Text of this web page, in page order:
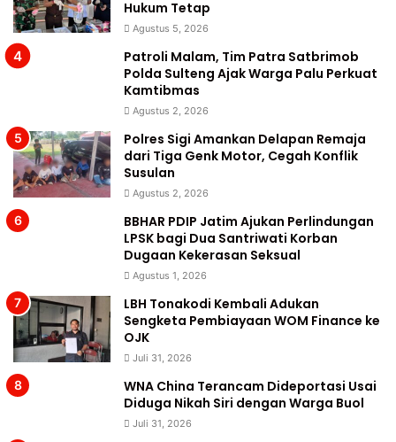
Hukum Tetap
Agustus 5, 2026
Patroli Malam, Tim Patra Satbrimob
Polda Sulteng Ajak Warga Palu Perkuat
Kamtibmas
Agustus 2, 2026
Polres Sigi Amankan Delapan Remaja
dari Tiga Genk Motor, Cegah Konflik
Susulan
Agustus 2, 2026
BBHAR PDIP Jatim Ajukan Perlindungan
LPSK bagi Dua Santriwati Korban
Dugaan Kekerasan Seksual
Agustus 1, 2026
LBH Tonakodi Kembali Adukan
Sengketa Pembiayaan WOM Finance ke
OJK
Juli 31, 2026
WNA China Terancam Dideportasi Usai
Diduga Nikah Siri dengan Warga Buol
Juli 31, 2026